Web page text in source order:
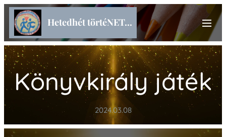
Hetedhét törtéNET...
Könyvkirály játék
2024.03.08